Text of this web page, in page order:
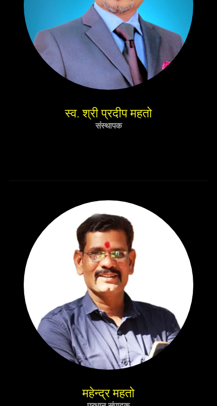
स्व. श्री प्रदीप महतो
संस्थापक
महेन्द्र महतो